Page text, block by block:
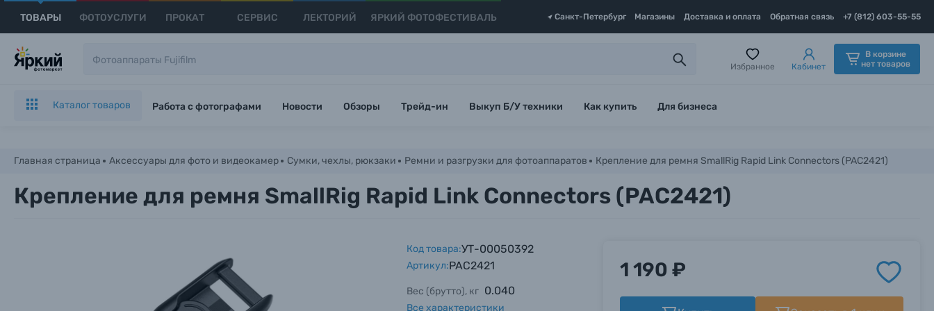
ТОВАРЫ ФОТОУСЛУГИ ПРОКАТ СЕРВИС ЛЕКТОРИЙ ЯРКИЙ ФОТОФЕСТИВАЛЬ Санкт-Петербург Магазины Доставка и оплата Обратная связь +7 (812) 603-55-55
Избранное Кабинет
В корзине
нет товаров
Каталог товаров Работа с фотографами Новости Обзоры Трейд-ин Выкуп Б/У техники Как купить Для бизнеса
Главная страница Аксессуары для фото и видеокамер Сумки, чехлы, рюкзаки Ремни и разгрузки для фотоаппаратов Крепление для ремня SmallRig Rapid Link Connectors (PAC2421)
Крепление для ремня SmallRig Rapid Link Connectors (PAC2421)
Код товара:УТ-00050392
Артикул:PAC2421
Вес (брутто), кг 0.040
Все характеристики
1 190 ₽